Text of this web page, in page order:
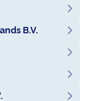
B.V.